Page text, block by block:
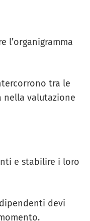
l’organigramma
tra le
nella valutazione
e stabilire i loro
devi